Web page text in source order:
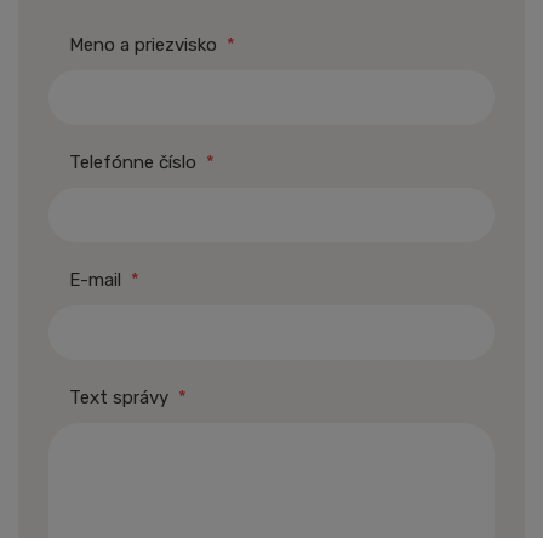
Meno a priezvisko *
Telefónne číslo *
E-mail *
Text správy *